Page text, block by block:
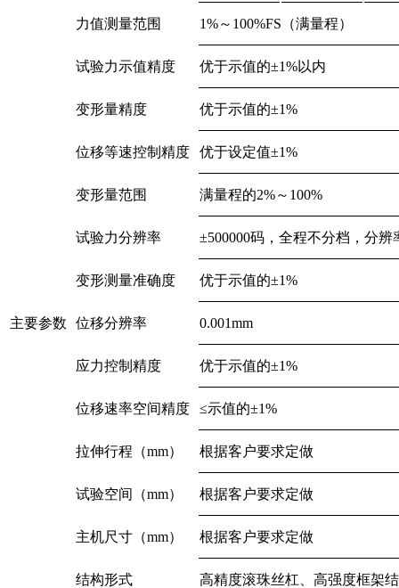
主要参数
力值测量范围 1%～100%FS（满量程）
试验力示值精度 优于示值的±1%以内
变形量精度 优于示值的±1%
位移等速控制精度 优于设定值±1%
变形量范围 满量程的2%～100%
试验力分辨率 ±500000码，全程不分档，分辨
变形测量准确度 优于示值的±1%
位移分辨率 0.001mm
应力控制精度 优于示值的±1%
位移速率空间精度 ≤示值的±1%
拉伸行程（mm） 根据客户要求定做
试验空间（mm） 根据客户要求定做
主机尺寸（mm） 根据客户要求定做
结构形式 高精度滚珠丝杠、高强度框架